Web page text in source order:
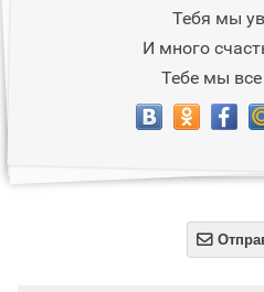
Тебя мы
И много
Тебе мы
